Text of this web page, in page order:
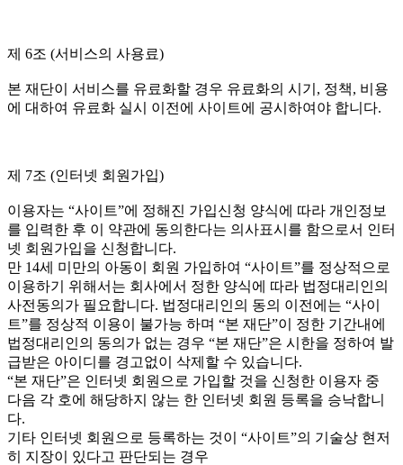
제 6조 (서비스의 사용료)
본 재단이 서비스를 유료화할 경우 유료화의 시기, 정책, 비용
에 대하여 유료화 실시 이전에 사이트에 공시하여야 합니다.
제 7조 (인터넷 회원가입)
이용자는 “사이트”에 정해진 가입신청 양식에 따라 개인정보
를 입력한 후 이 약관에 동의한다는 의사표시를 함으로서 인터
넷 회원가입을 신청합니다.
만 14세 미만의 아동이 회원 가입하여 “사이트”를 정상적으로
이용하기 위해서는 회사에서 정한 양식에 따라 법정대리인의
사전동의가 필요합니다. 법정대리인의 동의 이전에는 “사이
트”를 정상적 이용이 불가능 하며 “본 재단”이 정한 기간내에
법정대리인의 동의가 없는 경우 “본 재단”은 시한을 정하여 발
급받은 아이디를 경고없이 삭제할 수 있습니다.
“본 재단”은 인터넷 회원으로 가입할 것을 신청한 이용자 중
다음 각 호에 해당하지 않는 한 인터넷 회원 등록을 승낙합니
다.
기타 인터넷 회원으로 등록하는 것이 “사이트”의 기술상 현저
히 지장이 있다고 판단되는 경우